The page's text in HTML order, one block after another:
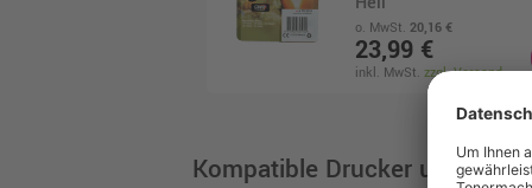
o. MwSt. 20,16 €
23,99 €
inkl. MwSt. zzgl. Versand
Kompatible Drucker und